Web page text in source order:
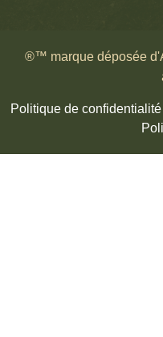
®™ marque déposée
Politique de confidentialité